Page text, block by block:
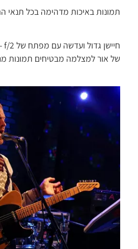
תמונות באיכות מדהימה בכל תנאי
של אור למצלמה מבטיחים תמונות